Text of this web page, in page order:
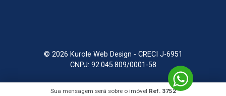
Sua mensagem será sobre o imóvel Ref. 3752
© 2026 Kurole Web Design - CRECI J-6951
CNPJ: 92.045.809/0001-58
KUROLE